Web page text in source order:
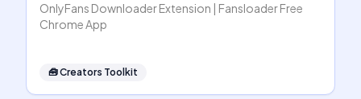
OnlyFans Downloader Extension | Fansloader Free
Chrome App
🧰Creators Toolkit